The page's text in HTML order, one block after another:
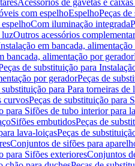
Acessórios de gavetas e
com espelhoEspelhoPeças
Com iluminação integrada
luzOutros acessórios
em bancada,
bancada, alimentação por gerador
de substituição para
por geradorPeças de
substituição para Para torneiras de
curvosPeças de substituição para
para Sifões de tubo interior para
Sifões embutidosPeças de
lava-loiçasPeças de
Conjuntos de sifões para
para Sifões exterioresConjuntos